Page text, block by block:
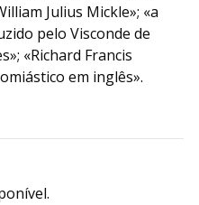
Julius Mickle»; «a
pelo Visconde de
«Richard Francis
em inglês».